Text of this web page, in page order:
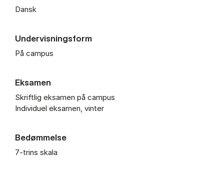
Dansk
Undervisningsform
På campus
Eksamen
Skriftlig eksamen på campus
Individuel eksamen, vinter
Bedømmelse
7-trins skala